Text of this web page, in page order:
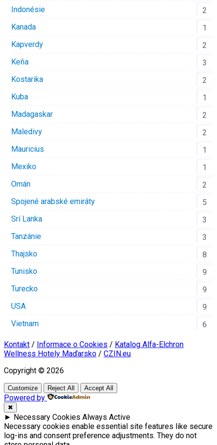
Indonésie
2
Kanada
1
Kapverdy
2
Keňa
3
Kostarika
2
Kuba
1
Madagaskar
2
Maledivy
2
Mauricius
1
Mexiko
1
Omán
2
Spojené arabské emiráty
5
Srí Lanka
3
Tanzánie
3
Thajsko
8
Tunisko
9
Turecko
9
USA
9
Vietnam
6
Kontakt / Informace o Cookies / Katalog Alfa-Elchron
Wellness Hotely Maďarsko / CZIN.eu
Copyright © 2026
Customize Reject All Accept All
Powered by
✖
► Necessary Cookies Always Active
Necessary cookies enable essential site features like secure
log-ins and consent preference adjustments. They do not